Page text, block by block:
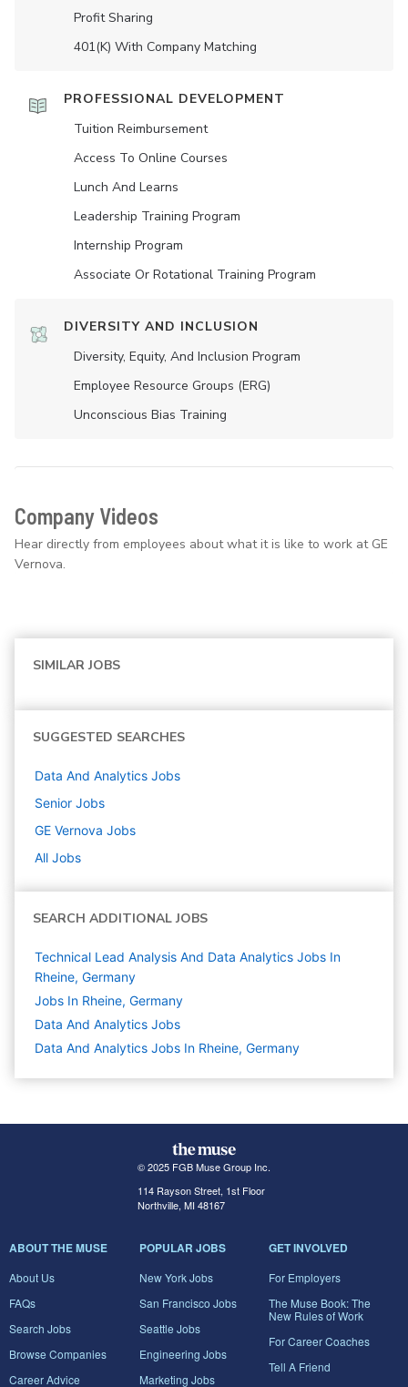
Profit Sharing
401(K) With Company Matching
PROFESSIONAL DEVELOPMENT
Tuition Reimbursement
Access To Online Courses
Lunch And Learns
Leadership Training Program
Internship Program
Associate Or Rotational Training Program
DIVERSITY AND INCLUSION
Diversity, Equity, And Inclusion Program
Employee Resource Groups (ERG)
Unconscious Bias Training
Company Videos
Hear directly from employees about what it is like to work at GE
Vernova.
SIMILAR JOBS
SUGGESTED SEARCHES
Data And Analytics Jobs
Senior Jobs
GE Vernova Jobs
All Jobs
SEARCH ADDITIONAL JOBS
Technical Lead Analysis And Data Analytics Jobs In
Rheine, Germany
Jobs In Rheine, Germany
Data And Analytics Jobs
Data And Analytics Jobs In Rheine, Germany
© 2025 FGB Muse Group Inc.
114 Rayson Street, 1st Floor
Northville, MI 48167
ABOUT THE MUSE
About Us
FAQs
Search Jobs
Browse Companies
Career Advice
POPULAR JOBS
New York Jobs
San Francisco Jobs
Seattle Jobs
Engineering Jobs
Marketing Jobs
GET INVOLVED
For Employers
The Muse Book: The
New Rules of Work
For Career Coaches
Tell A Friend